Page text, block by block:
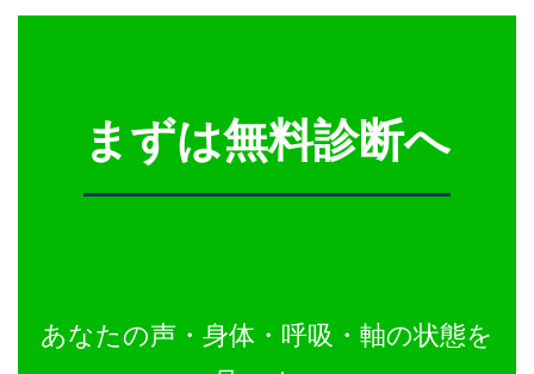
まずは無料診断へ
あなたの声・身体・呼吸・軸の状態を